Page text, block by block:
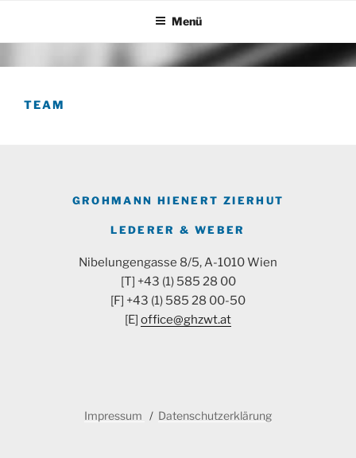
springen
Menü
TEAM
GROHMANN HIENERT ZIERHUT
LEDERER & WEBER
Nibelungengasse 8/5, A-1010 Wien
[T] +43 (1) 585 28 00
[F] +43 (1) 585 28 00-50
[E] office@ghzwt.at
Impressum Datenschutzerklärung